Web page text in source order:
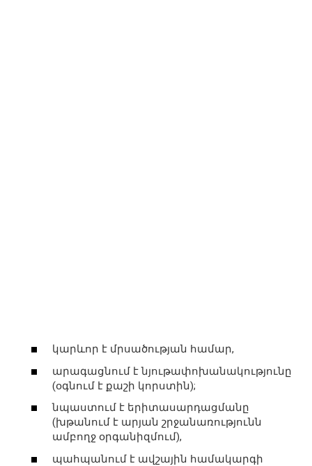
կարևոր է մրսածության համար,
արագացնում է նյութափոխանակությունը
(օգնում է քաշի կորստին);
նպաստում է երիտասարդացմանը
(խթանում է արյան շրջանառությունն
ամբողջ օրգանիզմում),
պահպանում է ավշային համակարգի